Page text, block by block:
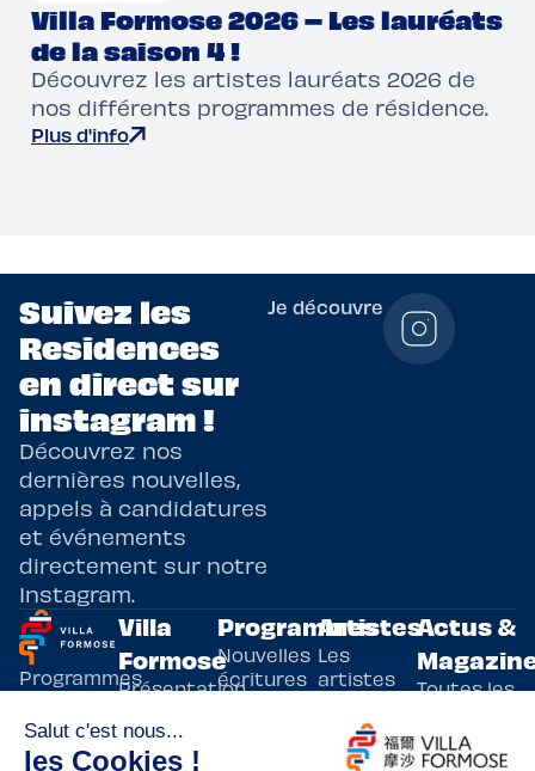
Villa Formose 2026 – Les lauréats
de la saison 4 !
Découvrez les artistes lauréats 2026 de
nos différents programmes de résidence.
Plus d'info
Suivez les
Residences
en direct sur
instagram !
Découvrez nos
dernières nouvelles,
appels à candidatures
et événements
directement sur notre
Instagram.
Je découvre
Programmes
résidences
artistiques
Villa
Formose
Présentation
Adoptez
un artiste
Programmes
Nouvelles
écritures
Artistes
Les
artistes
Evènements
Actus &
Toutes les